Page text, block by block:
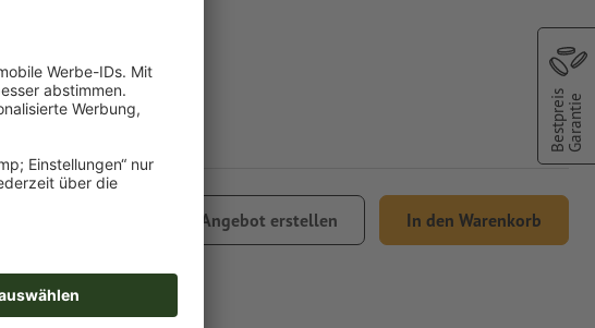
Angebot erstellen In den Warenkorb
BestpreisGarantie